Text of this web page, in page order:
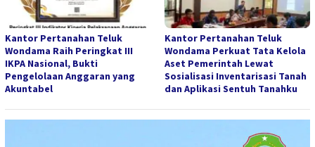
Kantor Pertanahan Teluk
Wondama Raih Peringkat III
IKPA Nasional, Bukti
Pengelolaan Anggaran yang
Akuntabel
Kantor Pertanahan Teluk
Wondama Perkuat Tata Kelola
Aset Pemerintah Lewat
Sosialisasi Inventarisasi Tanah
dan Aplikasi Sentuh Tanahku